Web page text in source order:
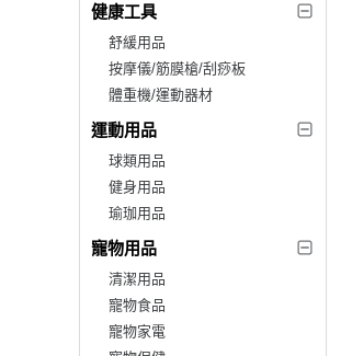
健康工具
舒緩用品
按摩儀/筋膜槍/刮痧板
體重機/運動器材
運動用品
球類用品
健身用品
瑜珈用品
寵物用品
清潔用品
寵物食品
寵物家電